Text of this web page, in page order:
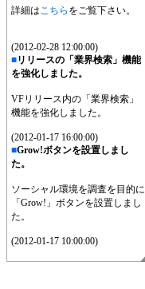
詳細はこちら をご覧下さい。
(2012-02-28 12:00:00)
■リリースの「業界検索」機能
を強化しました。
VFリリース内の「業界検索」
機能を強化しました。
(2012-01-17 16:00:00)
■Grow!ボタンを設置しまし
た。
ソーシャル環境を調査を目的に
「Grow!」ボタンを設置しまし
た。
(2012-01-17 10:00:00)